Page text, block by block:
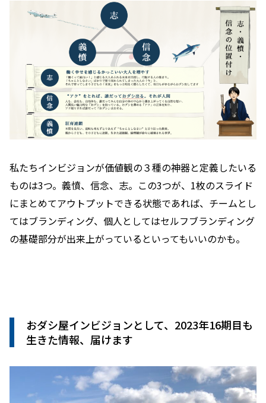
私たちインビジョンが価値観の３種の神器と定義したいる
ものは3つ。義憤、信念、志。この3つが、1枚のスライド
にまとめてアウトプットできる状態であれば、チームとし
てはブランディング、個人としてはセルフブランディング
の基礎部分が出来上がっているといってもいいのかも。
おダシ屋インビジョンとして、2023年16期目も
生きた情報、届けます